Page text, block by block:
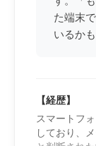
た端末
いるか
【経歴】
スマートフ
しており、